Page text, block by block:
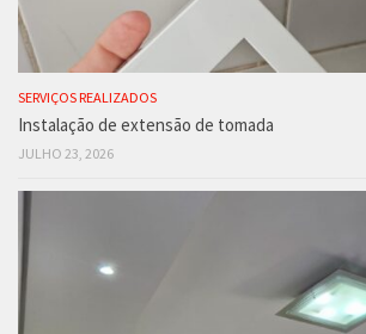
SERVIÇOS REALIZADOS
Instalação de extensão de tomada
JULHO 23, 2026